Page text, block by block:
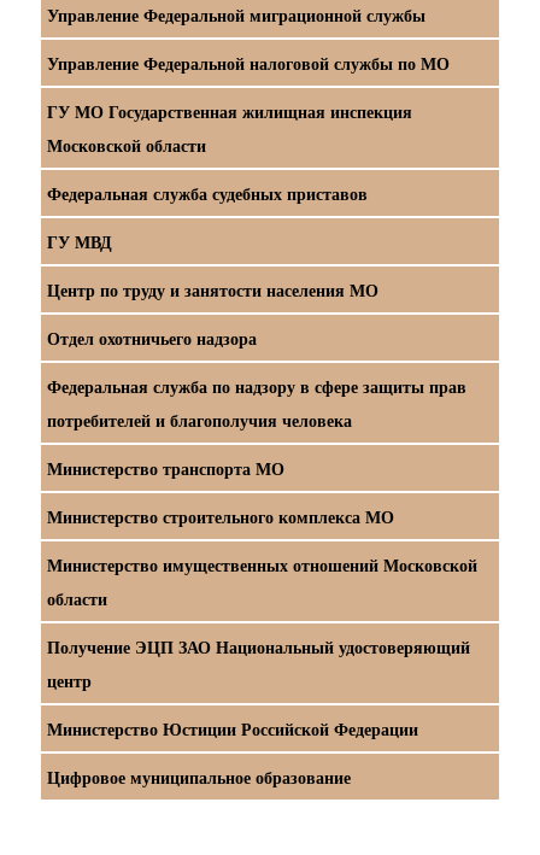
Управление Федеральной миграционной службы
Управление Федеральной налоговой службы по МО
ГУ МО Государственная жилищная инспекция
Московской области
Федеральная служба судебных приставов
ГУ МВД
Центр по труду и занятости населения МО
Отдел охотничьего надзора
Федеральная служба по надзору в сфере защиты прав
потребителей и благополучия человека
Министерство транспорта МО
Министерство строительного комплекса МО
Министерство имущественных отношений Московской
области
Получение ЭЦП ЗАО Национальный удостоверяющий
центр
Министерство Юстиции Российской Федерации
Цифровое муниципальное образование